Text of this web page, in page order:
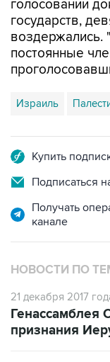
голосовании
государств,
воздержались.
постоянные
Израиль
Купить
Подписаться
Получать
канале
НОВОСТИ ПО
21 декабря 2017
Генассамблея
признания